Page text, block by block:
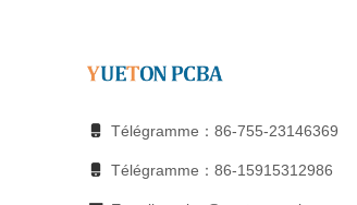
Télégramme：86-755-23146369
Télégramme：86-15915312986